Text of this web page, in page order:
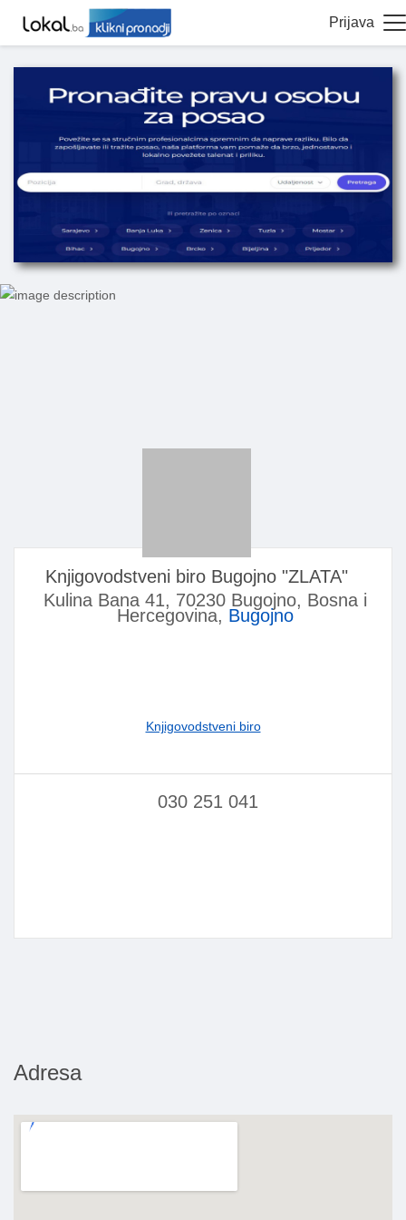
Prijava
Knjigovodstveni biro Bugojno "ZLATA"
Kulina Bana 41, 70230 Bugojno, Bosna i
Hercegovina, Bugojno
Knjigovodstveni biro
030 251 041
Adresa